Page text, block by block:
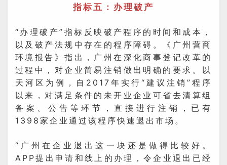
指标五：办理破产
“办理破产”指标反映破产程序的时间和成本，
以及破产法规中存在的程序障碍。《广州营商
环境报告》指出，广州在深化商事登记改革的
过程中，对企业简易注销做出明确的要求。以
天河区为例，自2017年实行“建议注销”程序
以来，对满足条件的未开业企业可省去清算组
备案、公告等环节，直接进行注销，已有
1398家企业通过该程序快速退出市场。
“广州在企业退出这一块还是做得比较好。
APP提出申请和线上的办理，令企业退出已经